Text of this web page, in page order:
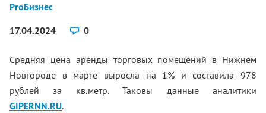
ProБизнес
17.04.2024
0
Средняя цена аренды торговых помещений в Нижнем
Новгороде в марте выросла на 1% и составила 978
рублей за кв.метр. Таковы данные аналитики
GIPERNN.RU.